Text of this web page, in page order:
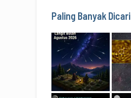
Paling Banyak Dicari